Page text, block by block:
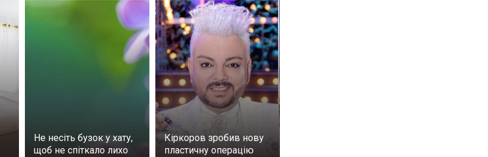
Не несіть бузок у хату,
щоб не спіткало лихо
Кіркоров зробив нову
пластичну операцію